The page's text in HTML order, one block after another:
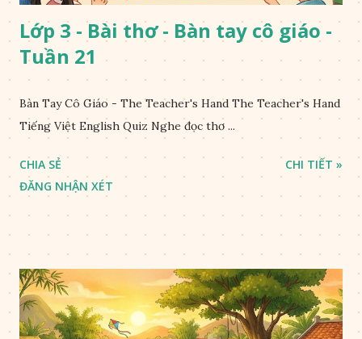
Lớp 3 - Bài thơ - Bàn tay cô giáo -
Tuần 21
Bàn Tay Cô Giáo - The Teacher's Hand The Teacher's Hand
Tiếng Việt English Quiz Nghe đọc thơ ...
CHIA SẺ
ĐĂNG NHẬN XÉT
CHI TIẾT »